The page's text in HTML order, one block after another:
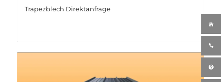
Trapezblech Direktanfrage